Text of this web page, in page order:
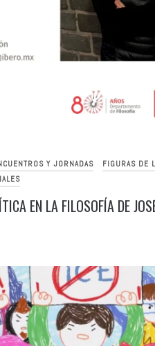
Y JORNADAS
FIGURAS DE
EN LA FILOSOFÍA DE